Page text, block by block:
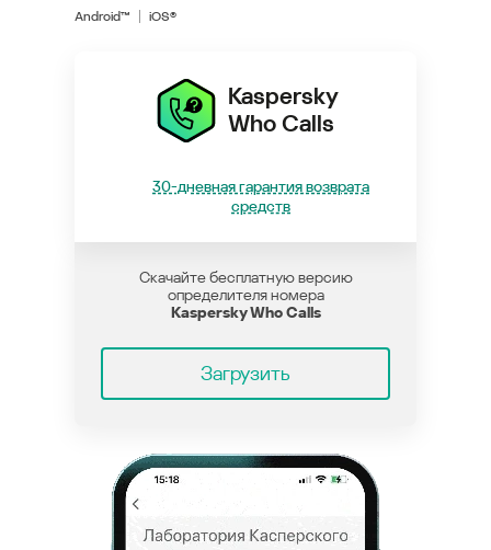
Android™ iOS®
Kaspersky
Who Calls
30-дневная гарантия возврата
средств
Скачайте бесплатную версию
определителя номера
Kaspersky Who Calls
Загрузить